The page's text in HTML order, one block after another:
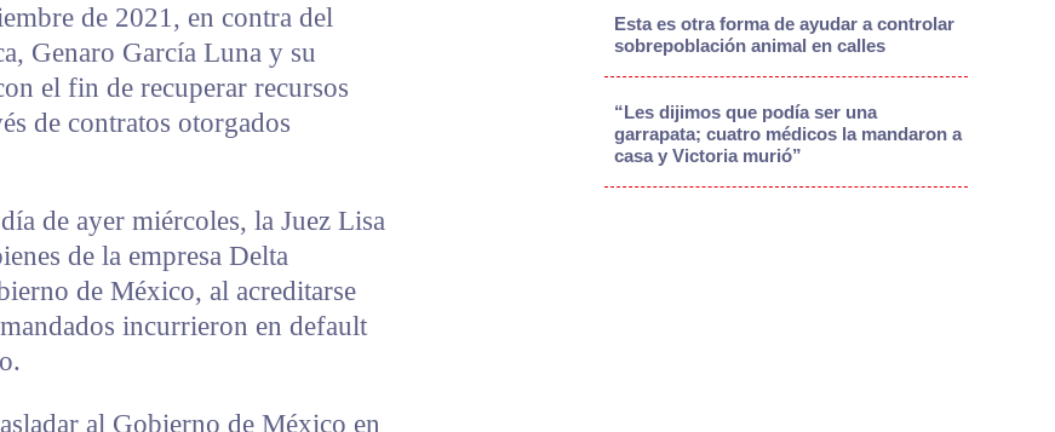
de 2021, en contra del
Genaro García Luna y su
el fin de recuperar recursos
de contratos otorgados
de ayer miércoles, la Juez Lisa
de la empresa Delta
de México, al acreditarse
incurrieron en default
al Gobierno de México en
Esta es otra forma de ayudar a controlar
sobrepoblación animal en calles
“Les dijimos que podía ser una
garrapata; cuatro médicos la mandaron a
casa y Victoria murió”